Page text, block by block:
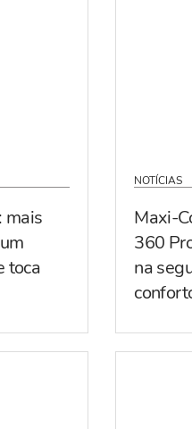
mais
toca
NOTÍCIAS
Maxi-
360
na